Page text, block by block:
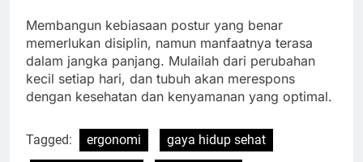
Membangun kebiasaan postur yang benar
memerlukan disiplin, namun manfaatnya terasa
dalam jangka panjang. Mulailah dari perubahan
kecil setiap hari, dan tubuh akan merespons
dengan kesehatan dan kenyamanan yang optimal.
Tagged: ergonomi
gaya hidup sehat